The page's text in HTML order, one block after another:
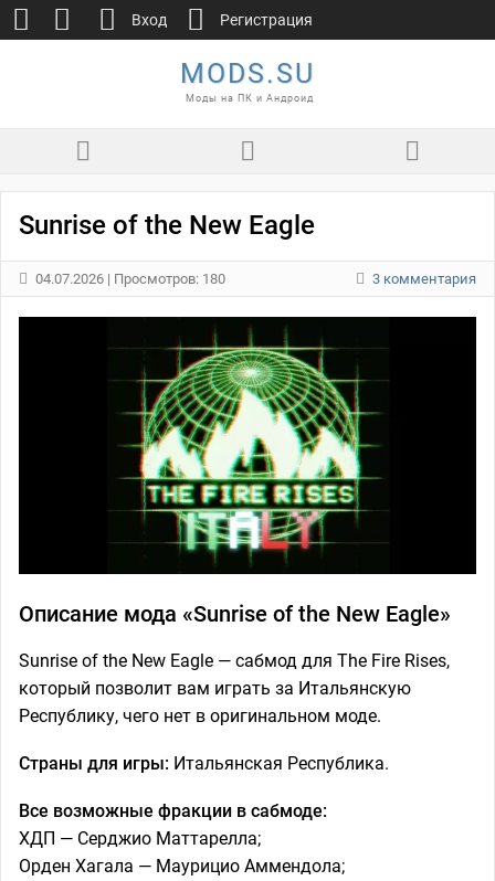
MODS.SU
Моды на ПК и Андроид
Sunrise of the New Eagle
04.07.2026 | Просмотров: 180 3 комментария
Описание мода «Sunrise of the New Eagle»
Sunrise of the New Eagle — сабмод для The Fire Rises,
который позволит вам играть за Итальянскую
Республику, чего нет в оригинальном моде.
Страны для игры: Итальянская Республика.
Все возможные фракции в сабмоде:
ХДП — Серджио Маттарелла;
Орден Хагала — Маурицио Аммендола;
Вход Регистрация